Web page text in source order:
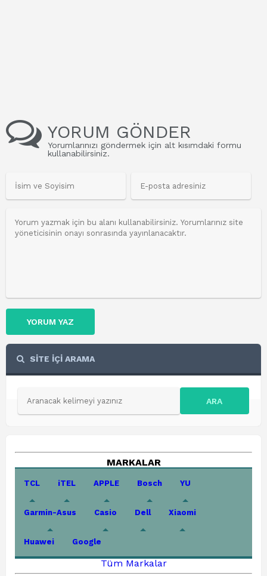
YORUM GÖNDER
Yorumlarınızı göndermek için alt kısımdaki formu
kullanabilirsiniz.
YORUM YAZ
SİTE İÇİ ARAMA
ARA
MARKALAR
TCL iTEL APPLE Bosch YU
Garmin-Asus Casio Dell Xiaomi
Huawei Google
Tüm Markalar